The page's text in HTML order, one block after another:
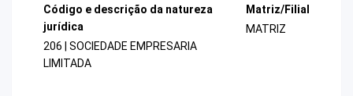
Código e descrição da natureza
jurídica
206 | SOCIEDADE EMPRESARIA
LIMITADA
Matriz/Filial
MATRIZ